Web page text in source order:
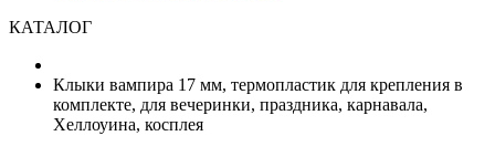
КАТАЛОГ
Клыки вампира 17 мм, термопластик для крепления в
комплекте, для вечеринки, праздника, карнавала,
Хеллоуина, косплея